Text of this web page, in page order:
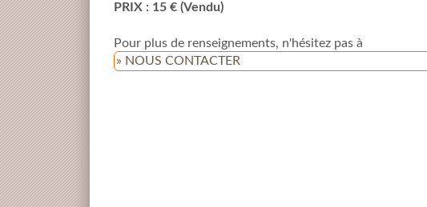
PRIX : 15 € (Vendu)
Pour plus de renseignements, n'hésitez pas à
» NOUS CONTACTER